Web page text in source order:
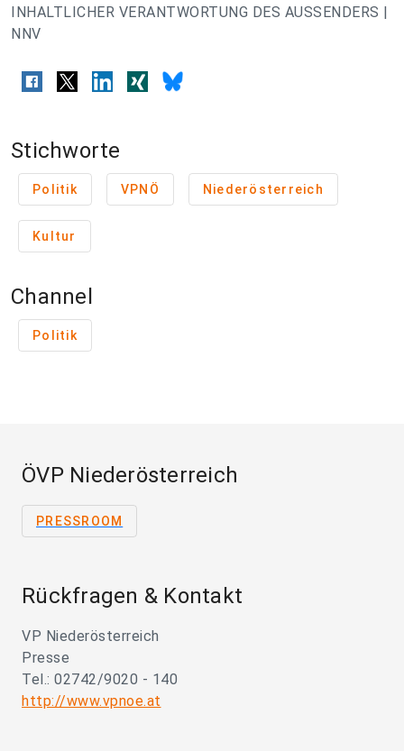
INHALTLICHER VERANTWORTUNG DES AUSSENDERS |
NNV
Stichworte
Politik VPNÖ Niederösterreich
Kultur
Channel
Politik
ÖVP Niederösterreich
PRESSROOM
Rückfragen & Kontakt
VP Niederösterreich
Presse
Tel.: 02742/9020 - 140
http://www.vpnoe.at